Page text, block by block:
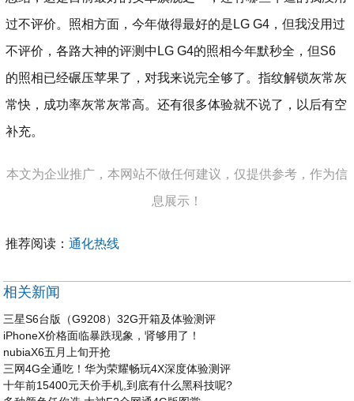
过不评价。照相方面，今年做得最好的是LG G4，但我没用过
不评价，各路大神的评测中LG G4的照相今年默秒全，但S6
的照相已经碾压苹果了，对我来说完全够了。指纹解锁灰常灰
常快，成功率灰常灰常高。还有很多体验就不说了，以后有空
补充。
本文为企业推广，本网站不做任何建议，仅提供参考，作为信
息展示！
推荐阅读：通化热线
相关新闻
三星S6台版（G9208）32G开箱及体验测评
iPhoneX价格面临暴跌现象，肾够用了！
nubiaX6五月上旬开抢
三网4G全通吃！华为荣耀畅玩4X深度体验测评
十年前15400元天价手机,到底有什么黑科技呢?